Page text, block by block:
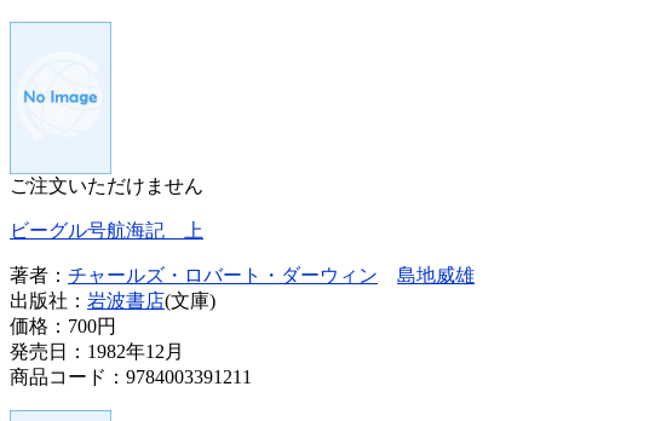
ご注文いただけません
ビーグル号航海記 上
著者： チャールズ・ロバート・ダーウィン
島地威雄
出版社： 岩波書店(文庫)
価格： 700円
発売日：1982年12月
商品コード：9784003391211